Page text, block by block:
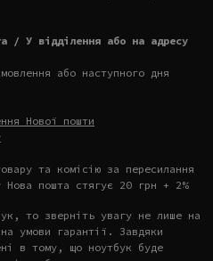
/ У відділення або на адресу
або наступного дня
Нової пошти
та комісію за пересилання
Нова пошта стягує 20 грн + 2%
то зверніть увагу не лише на
умови гарантії. Завдяки
в тому, що ноутбук буде